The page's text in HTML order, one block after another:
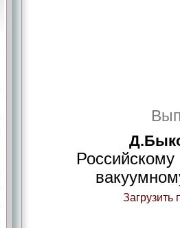
Российскому